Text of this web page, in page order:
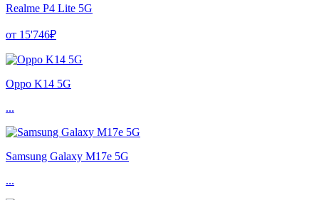
Realme P4 Lite 5G
от 15'746₽
Oppo K14 5G
...
Samsung Galaxy M17e 5G
...